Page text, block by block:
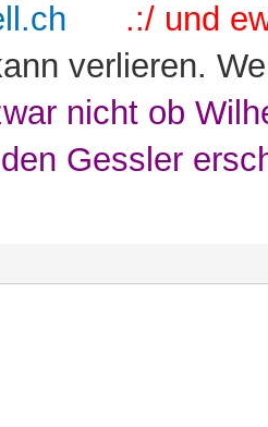
.:/ und
verlieren.
nicht ob
Gessler